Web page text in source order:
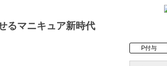
るマニキュア新時代
P付与